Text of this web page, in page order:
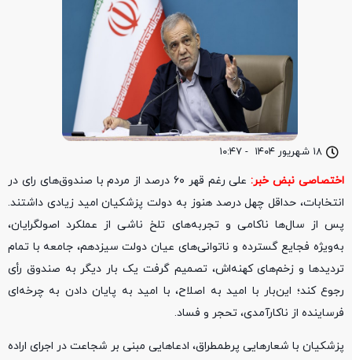
۱۸ شهریور ۱۴۰۴ - ۱۰:۴۷
اختصاصی نبض خبر:
علی‌ رغم قهر ۶۰ درصد از مردم با صندوق‌های رای در
انتخابات، حداقل چهل درصد هنوز به دولت پزشکیان امید زیادی داشتند.
پس از سال‌ها ناکامی و تجربه‌های تلخ ناشی از عملکرد اصولگرایان،
به‌ویژه فجایع گسترده و ناتوانی‌های عیان دولت سیزدهم، جامعه با تمام
تردیدها و زخم‌های کهنه‌اش، تصمیم گرفت یک بار دیگر به صندوق رأی
رجوع کند؛ این‌بار با امید به اصلاح، با امید به پایان دادن به چرخه‌ای
فرساینده از ناکارآمدی، تحجر و فساد.
پزشکیان با شعارهایی پرطمطراق، ادعاهایی مبنی بر شجاعت در اجرای اراده